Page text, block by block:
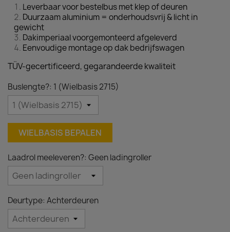
Leverbaar voor bestelbus met klep of deuren
Duurzaam aluminium = onderhoudsvrij & licht in
gewicht
Dakimperiaal voorgemonteerd afgeleverd
Eenvoudige montage op dak bedrijfswagen
TÜV-gecertificeerd, gegarandeerde kwaliteit
Buslengte?: 1 (Wielbasis 2715)
WIELBASIS BEPALEN
Laadrol meeleveren?: Geen ladingroller
Deurtype: Achterdeuren